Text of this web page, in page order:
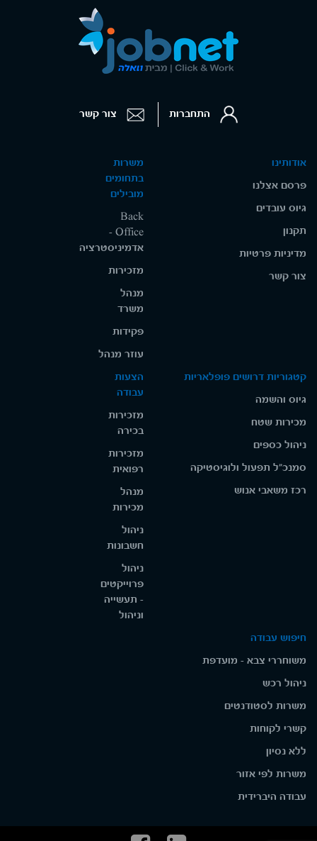
אודותינו
פרסם אצלנו
גיוס עובדים
תקנון
מדיניות פרטיות
צור קשר
משרות
בתחומים
מובילים
Back
Office -
אדמיניסטרציה
מזכירות
מנהל
משרד
פקידות
עוזר מנהל
קטגוריות דרושים פופלאריות
גיוס והשמה
מכירות שטח
ניהול כספים
סמנכ"ל תפעול ולוגיסטיקה
רכז משאבי אנוש
הצעות
עבודה
מזכירות
בכירה
מזכירות
רפואית
מנהל
מכירות
ניהול
חשבונות
ניהול
פרוייקטים
- תעשייה
וניהול
חיפוש עבודה
משוחררי צבא - מועדפת
ניהול רכש
משרות לסטודנטים
קשרי לקוחות
ללא נסיון
משרות לפי אזור
עבודה היברידית